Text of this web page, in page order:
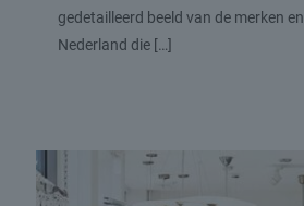
gedetailleerd beeld van de merken
Nederland die […]